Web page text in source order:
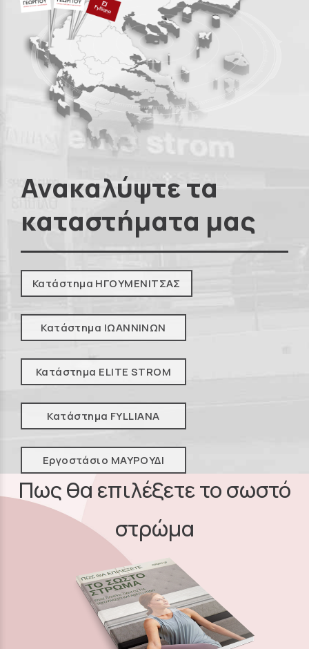
Ανακαλύψτε τα
καταστήματα μας
Κατάστημα ΗΓΟΥΜΕΝΙΤΣΑΣ
Κατάστημα ΙΩΑΝΝΙΝΩΝ
Κατάστημα ELITE STROM
Κατάστημα FYLLIANA
Εργοστάσιο ΜΑΥΡΟΥΔΙ
Πως θα επιλέξετε το σωστό
στρώμα